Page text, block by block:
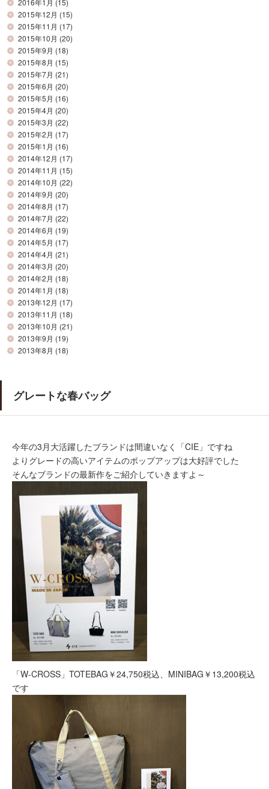
2015年12月 (15)
2015年11月 (17)
2015年10月 (20)
2015年9月 (18)
2015年8月 (15)
2015年7月 (21)
2015年6月 (20)
2015年5月 (16)
2015年4月 (20)
2015年3月 (22)
2015年2月 (17)
2015年1月 (16)
2014年12月 (17)
2014年11月 (15)
2014年10月 (22)
2014年9月 (20)
2014年8月 (17)
2014年7月 (22)
2014年6月 (19)
2014年5月 (17)
2014年4月 (21)
2014年3月 (20)
2014年2月 (18)
2014年1月 (18)
2013年12月 (17)
2013年11月 (18)
2013年10月 (21)
2013年9月 (19)
2013年8月 (18)
グレートな春バッグ
今年の3月大活躍したブランドは間違いなく「CIE」ですね
よりグレードの高いアイテムのポップアップは大好評でした
そんなブランドの最新作をご紹介していきますよ～
「W‐CROSS」TOTEBAG￥24,750税込、MINIBAG￥13,200税込
です